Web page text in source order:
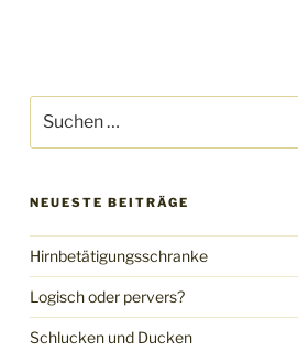
nach:
NEUESTE BEITRÄGE
Hirnbetätigungsschranke
Logisch oder pervers?
Schlucken und Ducken